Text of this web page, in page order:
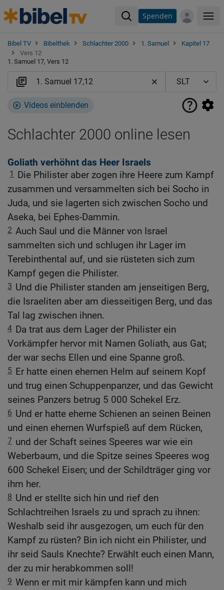
Spenden
Bibel TV Bibelthek Schlachter 2000 1. Samuel
Kapitel 17
Vers 12
1. Samuel 17, Vers 12
Videos einblenden
Schlachter 2000 online lesen
Goliath verhöhnt das Heer Israels
1
Die Philister aber zogen ihre Heere zum Kampf
zusammen und versammelten sich bei Socho in
Juda, und sie lagerten sich zwischen Socho und
Aseka, bei Ephes-Dammin.
2 Auch Saul und die Männer von Israel
sammelten sich und schlugen ihr Lager im
Terebinthental auf, und sie rüsteten sich zum
Kampf gegen die Philister.
3 Und die Philister standen am jenseitigen Berg,
die Israeliten aber am diesseitigen Berg, und das
Tal lag zwischen ihnen.
4 Da trat aus dem Lager der Philister ein
Vorkämpfer hervor mit Namen Goliath, aus Gat;
der war sechs Ellen und eine Spanne groß.
5 Er hatte einen ehernen Helm auf seinem Kopf
und trug einen Schuppenpanzer, und das Gewicht
seines Panzers betrug 5 000 Schekel Erz.
6 Und er hatte eherne Schienen an seinen Beinen
und einen ehernen Wurfspieß auf dem Rücken,
7 und der Schaft seines Speeres war wie ein
Weberbaum, und die Spitze seines Speeres wog
600 Schekel Eisen; und der Schildträger ging vor
ihm her.
8 Und er stellte sich hin und rief den
Schlachtreihen Israels zu und sprach zu ihnen:
Weshalb seid ihr ausgezogen, um euch für den
Kampf zu rüsten? Bin ich nicht ein Philister, und
ihr seid Sauls Knechte? Erwählt euch einen Mann,
der zu mir herabkommen soll!
9 Wenn er mit mir kämpfen kann und mich